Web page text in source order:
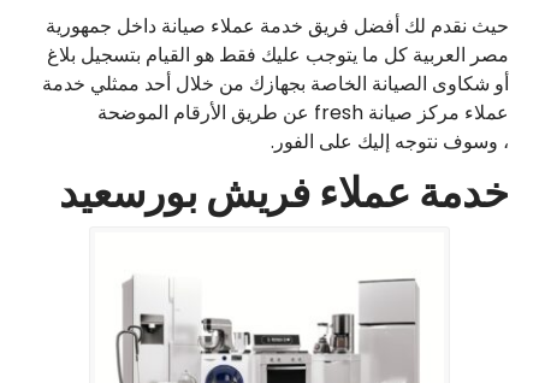
حيث نقدم لك أفضل فريق خدمة عملاء صيانة داخل جمهورية
مصر العربية كل ما يتوجب عليك فقط هو القيام بتسجيل بلاغ
أو شكاوى الصيانة الخاصة بجهازك من خلال أحد ممثلي خدمة
عملاء مركز صيانة fresh عن طريق الأرقام الموضحة
، وسوف نتوجه إليك على الفور.
خدمة عملاء فريش بورسعيد